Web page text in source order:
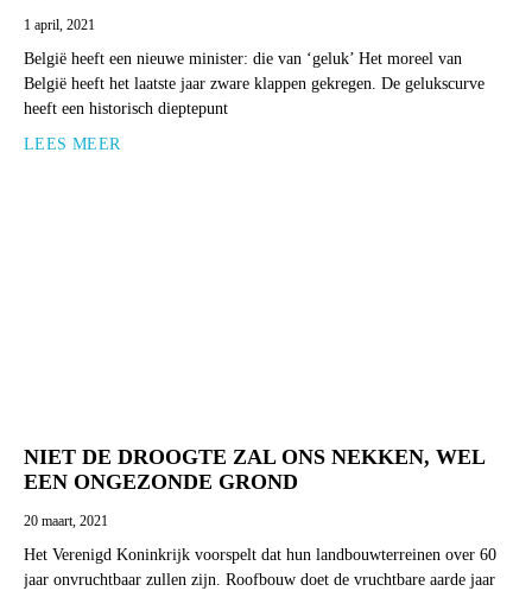
1 april, 2021
België heeft een nieuwe minister: die van ‘geluk’ Het moreel van
België heeft het laatste jaar zware klappen gekregen. De gelukscurve
heeft een historisch dieptepunt
LEES MEER
NIET DE DROOGTE ZAL ONS NEKKEN, WEL
EEN ONGEZONDE GROND
20 maart, 2021
Het Verenigd Koninkrijk voorspelt dat hun landbouwterreinen over 60
jaar onvruchtbaar zullen zijn. Roofbouw doet de vruchtbare aarde jaar